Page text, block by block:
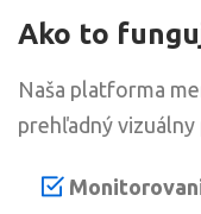
Ako to
Naša platforma
prehľadný vizuálny